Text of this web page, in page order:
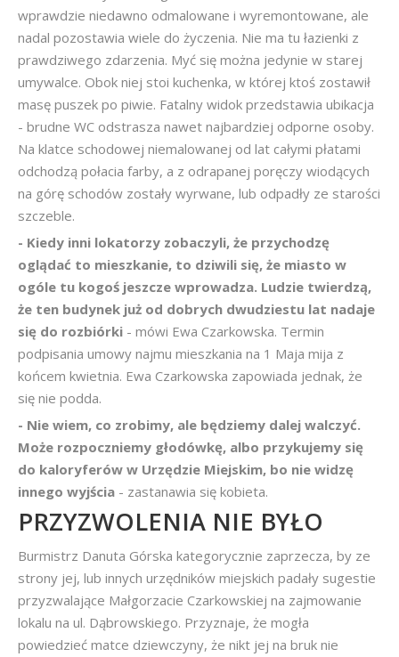
wprawdzie niedawno odmalowane i wyremontowane, ale
nadal pozostawia wiele do życzenia. Nie ma tu łazienki z
prawdziwego zdarzenia. Myć się można jedynie w starej
umywalce. Obok niej stoi kuchenka, w której ktoś zostawił
masę puszek po piwie. Fatalny widok przedstawia ubikacja
- brudne WC odstrasza nawet najbardziej odporne osoby.
Na klatce schodowej niemalowanej od lat całymi płatami
odchodzą połacia farby, a z odrapanej poręczy wiodących
na górę schodów zostały wyrwane, lub odpadły ze starości
szczeble.
- Kiedy inni lokatorzy zobaczyli, że przychodzę
oglądać to mieszkanie, to dziwili się, że miasto w
ogóle tu kogoś jeszcze wprowadza. Ludzie twierdzą,
że ten budynek już od dobrych dwudziestu lat nadaje
się do rozbiórki - mówi Ewa Czarkowska. Termin
podpisania umowy najmu mieszkania na 1 Maja mija z
końcem kwietnia. Ewa Czarkowska zapowiada jednak, że
się nie podda.
- Nie wiem, co zrobimy, ale będziemy dalej walczyć.
Może rozpoczniemy głodówkę, albo przykujemy się
do kaloryferów w Urzędzie Miejskim, bo nie widzę
innego wyjścia - zastanawia się kobieta.
PRZYZWOLENIA NIE BYŁO
Burmistrz Danuta Górska kategorycznie zaprzecza, by ze
strony jej, lub innych urzędników miejskich padały sugestie
przyzwalające Małgorzacie Czarkowskiej na zajmowanie
lokalu na ul. Dąbrowskiego. Przyznaje, że mogła
powiedzieć matce dziewczyny, że nikt jej na bruk nie